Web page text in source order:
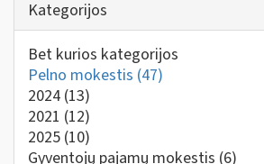
Kategorijos
Bet kurios kategorijos
Pelno mokestis (47)
2024 (13)
2021 (12)
2025 (10)
Gyventojų pajamų mokestis (6)